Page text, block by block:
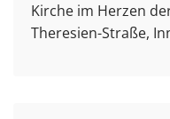
Kirche im Herzen
Theresien-Straße,